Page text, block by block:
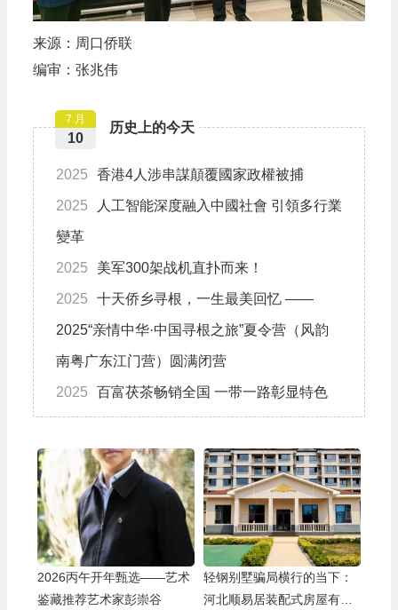
来源：周口侨联
编审：张兆伟
历史上的今天
7 月
10
2025 香港4人涉串謀顛覆國家政權被捕
2025 人工智能深度融入中國社會 引領多行業
變革
2025 美军300架战机直扑而来！
2025 十天侨乡寻根，一生最美回忆 ——
2025“亲情中华·中国寻根之旅”夏令营（风韵
南粤广东江门营）圆满闭营
2025 百富茯茶畅销全国 一带一路彰显特色
2026丙午开年甄选——艺术
鉴藏推荐艺术家彭崇谷
轻钢别墅骗局横行的当下：
河北顺易居装配式房屋有限